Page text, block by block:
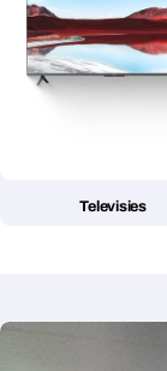
Televisies